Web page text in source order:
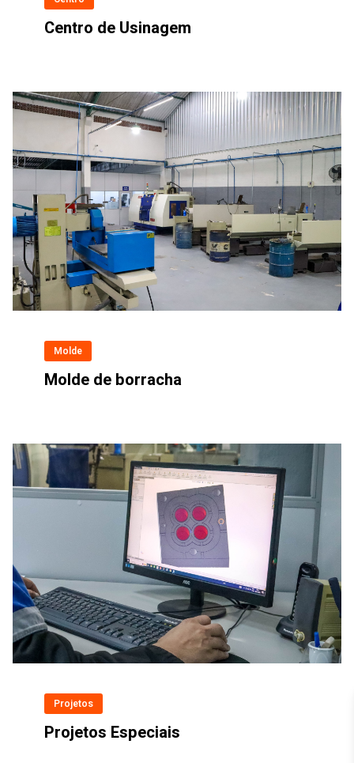
Centro de Usinagem
Molde
Molde de borracha
Projetos
Projetos Especiais